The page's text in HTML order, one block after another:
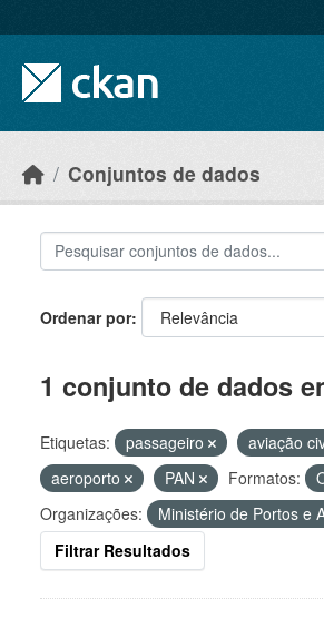
Conjuntos de dados
Ordenar por
1 conjunto de dados
Etiquetas: passageiro
aviação
aeroporto
PAN Formatos:
Organizações:
Ministério de Portos e
Filtrar Resultados